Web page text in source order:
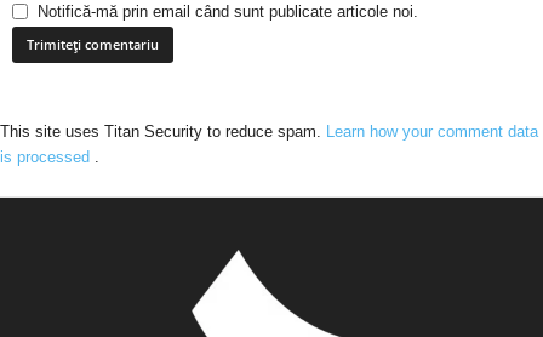
Notifică-mă prin email când sunt publicate articole noi.
This site uses Titan Security to reduce spam. Learn how your comment data
is processed